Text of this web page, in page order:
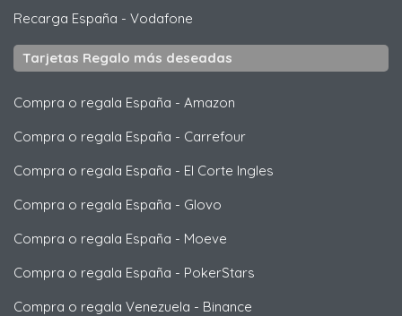
Recarga España - Vodafone
Tarjetas Regalo más deseadas
Compra o regala España - Amazon
Compra o regala España - Carrefour
Compra o regala España - El Corte Ingles
Compra o regala España - Glovo
Compra o regala España - Moeve
Compra o regala España - PokerStars
Compra o regala Venezuela - Binance